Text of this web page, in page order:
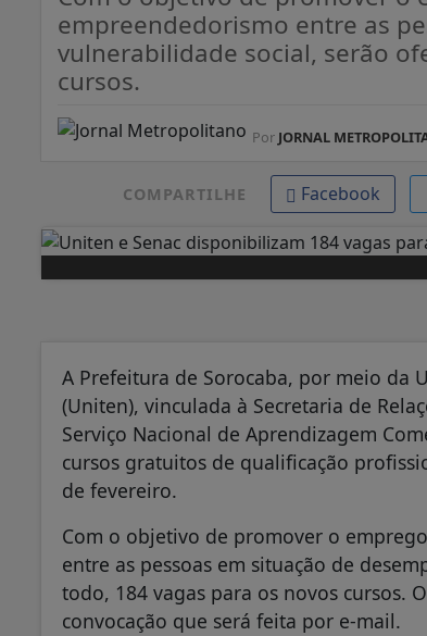
empreendedorismo entre as
vulnerabilidade social, serão
cursos.
Por JORNAL
COMPARTILHE Facebook
A Prefeitura de Sorocaba, por meio da
(Uniten), vinculada à Secretaria de
Serviço Nacional de Aprendizagem
cursos gratuitos de qualificação
de fevereiro.
Com o objetivo de promover o
entre as pessoas em situação de
todo, 184 vagas para os novos cursos.
convocação que será feita por e-mail.